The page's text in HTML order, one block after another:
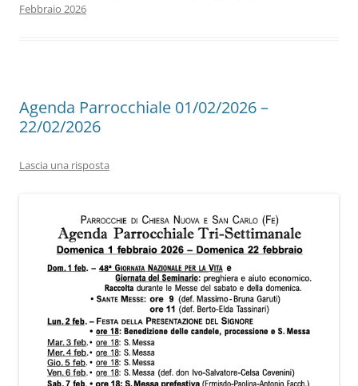
Febbraio 2026
Agenda Parrocchiale 01/02/2026 –
22/02/2026
Lascia una risposta